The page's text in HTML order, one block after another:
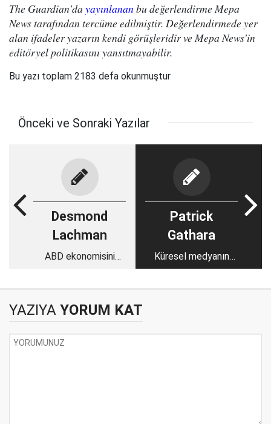
The Guardian'da yayınlanan bu değerlendirme Mepa
News tarafından tercüme edilmiştir. Değerlendirmede yer
alan ifadeler yazarın kendi görüşleridir ve Mepa News'in
editöryel politikasını yansıtmayabilir.
Bu yazı toplam 2183 defa okunmuştur
Önceki ve Sonraki Yazılar
Desmond
Lachman
ABD ekonomisini
Patrick
Gathara
Küresel medyanın
Filistin tutumu Batılı
YAZIYA YORUM KAT